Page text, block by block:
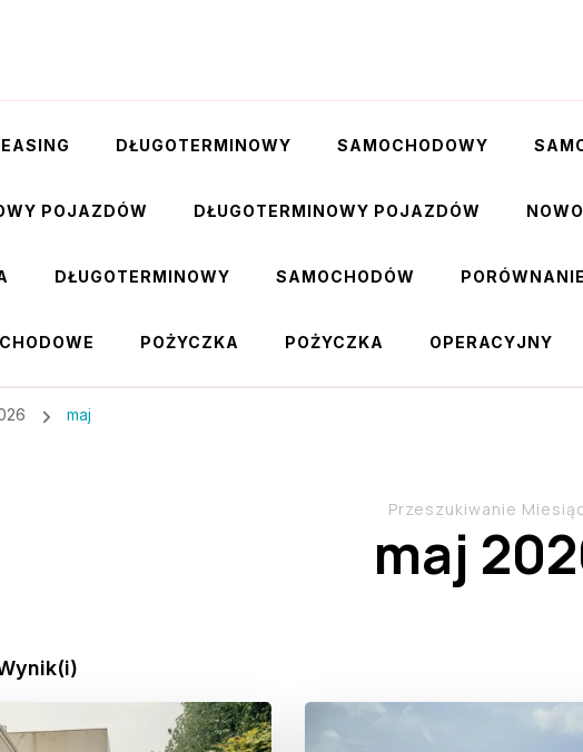
DŁUGOTERMINOWY SAMOCHODOWY
POJAZDÓW DŁUGOTERMINOWY POJAZDÓW
DŁUGOTERMINOWY SAMOCHODÓW
POŻYCZKA POŻYCZKA OPERACYJNY
maj
Przeszukiwanie
maj